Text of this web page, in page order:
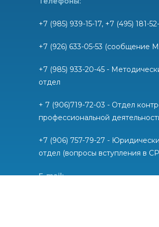
+7 (985) 939-15-17, +7 (495) 181-
+7 (926) 633-05-53 (сообщение
+7 (985) 933-20-45 -
отдел
+ 7 (906)719-72-03 - Отдел
профессиональной
+7 (906) 757-79-27 -
отдел (вопросы вступления в
E-mail: